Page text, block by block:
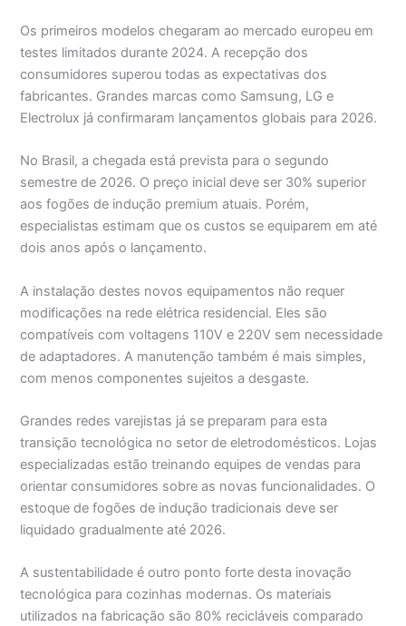
Os primeiros modelos chegaram ao mercado europeu em
testes limitados durante 2024. A recepção dos
consumidores superou todas as expectativas dos
fabricantes. Grandes marcas como Samsung, LG e
Electrolux já confirmaram lançamentos globais para 2026.
No Brasil, a chegada está prevista para o segundo
semestre de 2026. O preço inicial deve ser 30% superior
aos fogões de indução premium atuais. Porém,
especialistas estimam que os custos se equiparem em até
dois anos após o lançamento.
A instalação destes novos equipamentos não requer
modificações na rede elétrica residencial. Eles são
compatíveis com voltagens 110V e 220V sem necessidade
de adaptadores. A manutenção também é mais simples,
com menos componentes sujeitos a desgaste.
Grandes redes varejistas já se preparam para esta
transição tecnológica no setor de eletrodomésticos. Lojas
especializadas estão treinando equipes de vendas para
orientar consumidores sobre as novas funcionalidades. O
estoque de fogões de indução tradicionais deve ser
liquidado gradualmente até 2026.
A sustentabilidade é outro ponto forte desta inovação
tecnológica para cozinhas modernas. Os materiais
utilizados na fabricação são 80% recicláveis comparado